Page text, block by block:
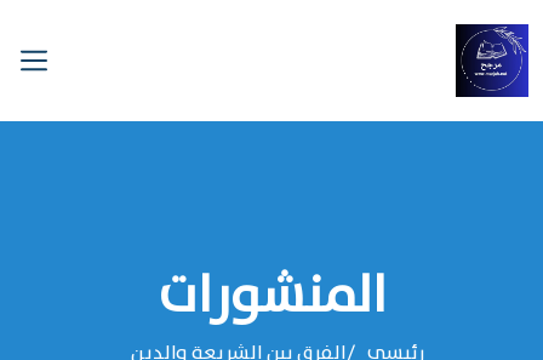
المنشورات
رئيسي الفرق بين الشريعة والدين